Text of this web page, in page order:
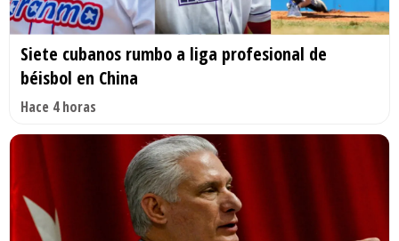
Siete cubanos rumbo a liga profesional de
béisbol en China
Hace 4 horas